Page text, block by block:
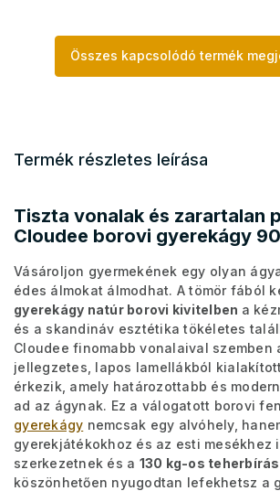
Összes kapcsolódó termék
Termék részletes leírása
Tiszta vonalak és zarartalan
Cloudee borovi gyerekágy
Vásároljon gyermekének egy olyan
édes álmokat álmodhat. A tömör fából
gyerekágy natúr borovi kivitelben a
és a skandináv esztétika tökéletes
Cloudee finomabb vonalaival szemben
jellegzetes, lapos lamellákból
érkezik, amely határozottabb és
ad az ágynak. Ez a válogatott borovi
gyerekágy nemcsak egy alvóhely,
gyerekjátékokhoz és az esti mesékhez
szerkezetnek és a 130 kg-os
köszönhetően nyugodtan lefekhetsz a